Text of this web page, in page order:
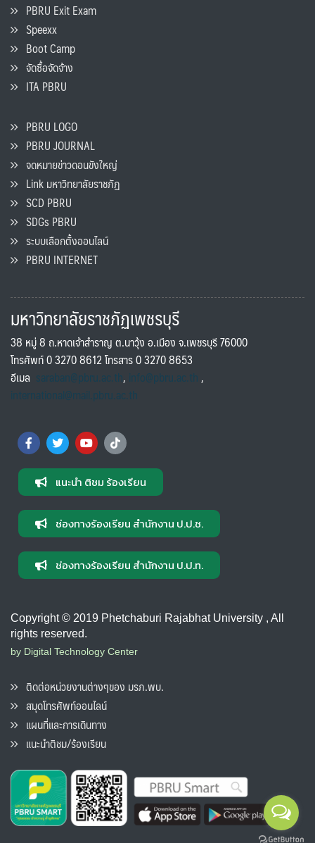
PBRU Exit Exam
Speexx
Boot Camp
จัดซื้อจัดจ้าง
ITA PBRU
PBRU LOGO
PBRU JOURNAL
จดหมายข่าวดอนขังใหญ่
Link มหาวิทยาลัยราชภัฏ
SCD PBRU
SDGs PBRU
ระบบเลือกตั้งออนไลน์
PBRU INTERNET
มหาวิทยาลัยราชภัฏเพชรบุรี
38 หมู่ 8 ถ.หาดเจ้าสำราญ ต.นาวุ้ง อ.เมือง จ.เพชรบุรี 76000
โทรศัพท์ 0 3270 8612 โทรสาร 0 3270 8653
อีเมล saraban@pbru.ac.th, info@pbru.ac.th,
international@mail.pbru.ac.th
แนะนำ ติชม ร้องเรียน
ช่องทางร้องเรียน สำนักงาน ป.ป.ช.
ช่องทางร้องเรียน สำนักงาน ป.ป.ท.
Copyright © 2019 Phetchaburi Rajabhat University , All
rights reserved.
by Digital Technology Center
ติดต่อหน่วยงานต่างๆของ มรภ.พบ.
สมุดโทรศัพท์ออนไลน์
แผนที่และการเดินทาง
แนะนำติชม/ร้องเรียน